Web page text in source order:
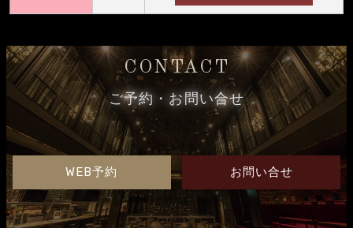
CONTACT
ご予約・お問い合せ
WEB予約 お問い合せ